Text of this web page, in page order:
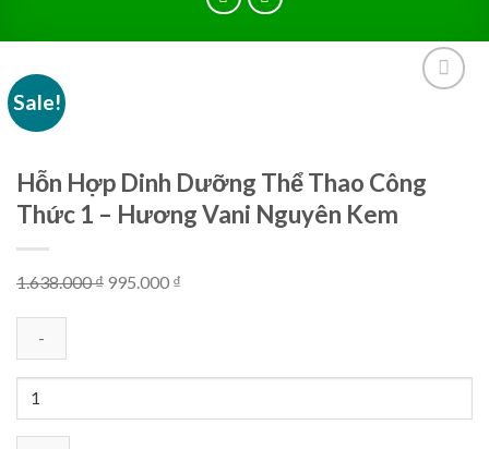
Sale!
Hỗn Hợp Dinh Dưỡng Thể Thao Công
Thức 1 – Hương Vani Nguyên Kem
1.638.000₫ Original
995.000 ₫
Hỗn
Dinh